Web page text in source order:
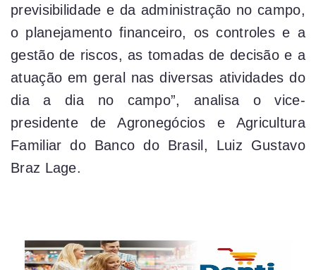
previsibilidade e da administração no campo,
o planejamento financeiro, os controles e a
gestão de riscos, as tomadas de decisão e a
atuação em geral nas diversas atividades do
dia a dia no campo”, analisa o vice-
presidente de Agronegócios e Agricultura
Familiar do Banco do Brasil, Luiz Gustavo
Braz Lage.